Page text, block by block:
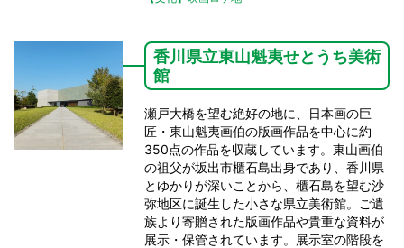
香川県立東山魁夷せとうち美術
館
瀬戸大橋を望む絶好の地に、日本画の巨
匠・東山魁夷画伯の版画作品を中心に約
350点の作品を収蔵しています。東山画伯
の祖父が坂出市櫃石島出身であり、香川県
とゆかりが深いことから、櫃石島を望む沙
弥地区に誕生した小さな県立美術館。ご遺
族より寄贈された版画作品や貴重な資料が
展示・保管されています。展示室の階段を